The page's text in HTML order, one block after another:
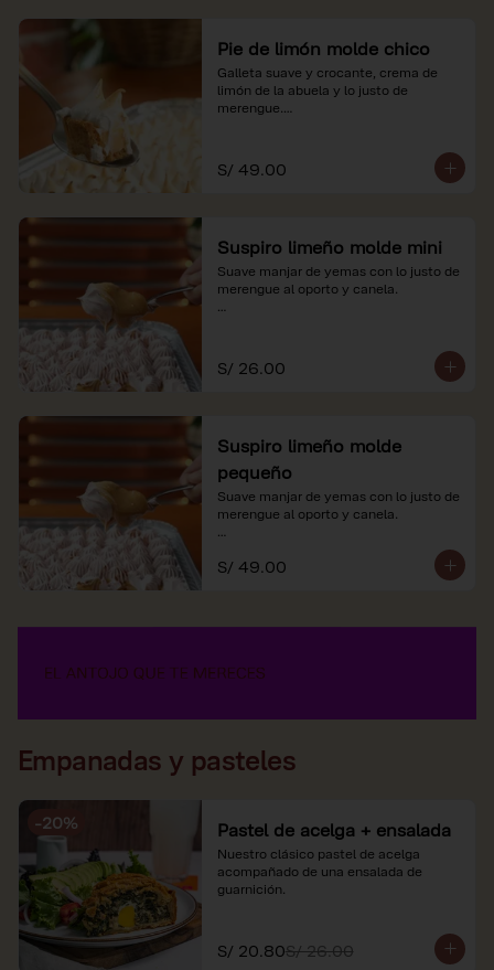
Pie de limón molde chico
Galleta suave y crocante, crema de
limón de la abuela y lo justo de
merengue.
soles e incluyen impuestos de ley y
recargo al consumo.
S/ 49.00
Suspiro limeño molde mini
Suave manjar de yemas con lo justo de
merengue al oporto y canela.
S/ 26.00
Suspiro limeño molde
pequeño
Suave manjar de yemas con lo justo de
merengue al oporto y canela.
*Nuestros precios están expresados en
soles e incluyen impuestos de ley y
S/ 49.00
Empanadas y pasteles
-20% Pastel de acelga + ensalada
Nuestro clásico pastel de acelga
acompañado de una ensalada de
guarnición.
S/ 20.80S/ 26.00